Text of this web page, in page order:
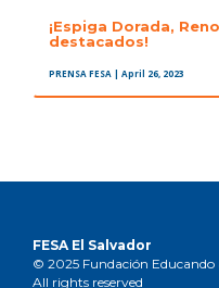
¡Espiga Dorada,
destacados!
PRENSA FESA | April 26, 2023
FESA El Salvador
© 2025 Fundación Educando
All rights reserved